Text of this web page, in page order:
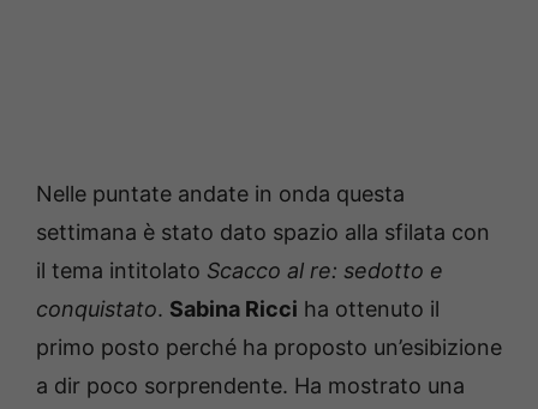
Nelle puntate andate in onda questa
settimana è stato dato spazio alla sfilata con
il tema intitolato Scacco al re: sedotto e
conquistato. Sabina Ricci ha ottenuto il
primo posto perché ha proposto un’esibizione
a dir poco sorprendente. Ha mostrato una